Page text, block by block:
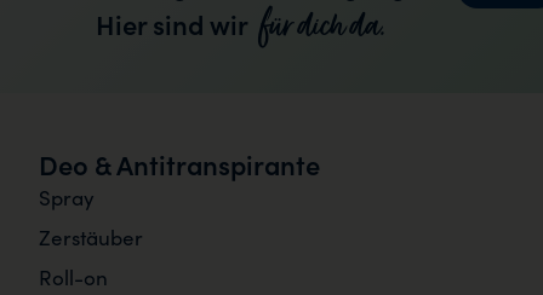
Hier sind wir für dich da.
Deo & Antitranspirante
Spray
Zerstäuber
Roll-on